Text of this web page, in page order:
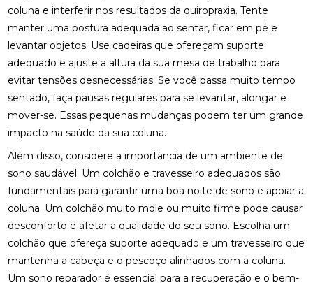
coluna e interferir nos resultados da quiropraxia. Tente
manter uma postura adequada ao sentar, ficar em pé e
levantar objetos. Use cadeiras que ofereçam suporte
adequado e ajuste a altura da sua mesa de trabalho para
evitar tensões desnecessárias. Se você passa muito tempo
sentado, faça pausas regulares para se levantar, alongar e
mover-se. Essas pequenas mudanças podem ter um grande
impacto na saúde da sua coluna.
Além disso, considere a importância de um ambiente de
sono saudável. Um colchão e travesseiro adequados são
fundamentais para garantir uma boa noite de sono e apoiar a
coluna. Um colchão muito mole ou muito firme pode causar
desconforto e afetar a qualidade do seu sono. Escolha um
colchão que ofereça suporte adequado e um travesseiro que
mantenha a cabeça e o pescoço alinhados com a coluna.
Um sono reparador é essencial para a recuperação e o bem-
FISIOTERAPIA: BENEFÍCIOS E IMPORTÂNCIA DA
REABILITAÇÃO FÍSICA
SUA SAÚDE
FISIOTERAPIA: BENEFÍCIOS E TRATAMENTOS
MELHORES CLÍNICAS DE OSTEOPATIA
MELHORES CLÍNICAS DE QUIROPRAXIA PARA
ALÍVIO DA DOR E BEM-ESTAR
MELHORES PALMILHAS JOANETE PARA CONFORTO
TOTAL
O QUE É QUIROPRAXIA E COMO ELA PODE
BENEFICIAR SUA SAÚDE